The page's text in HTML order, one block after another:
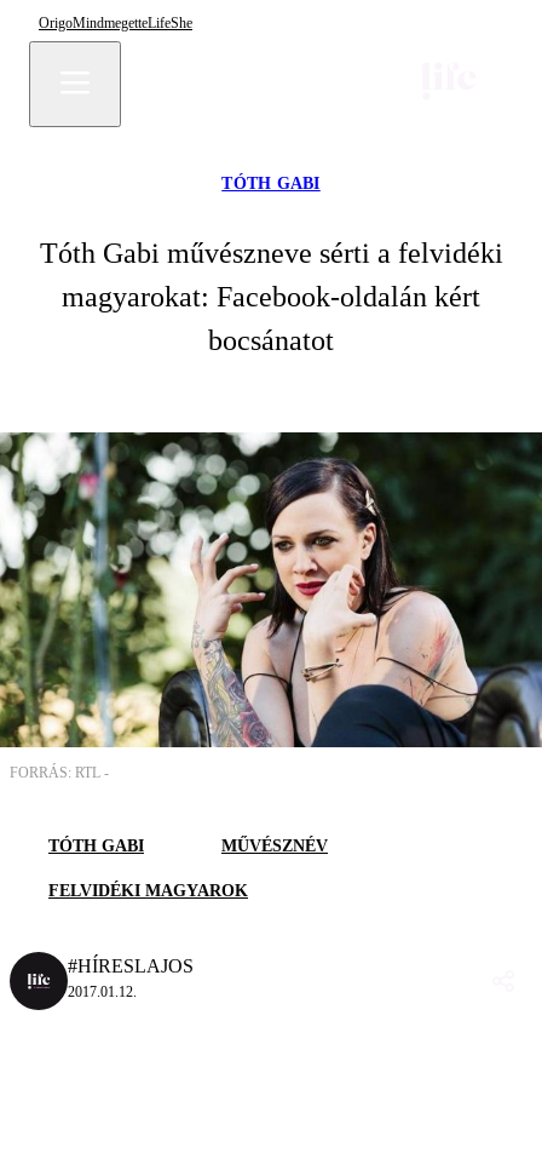
OrigoMindmegetteLifeShe
TÓTH GABI
Tóth Gabi művészneve sérti a felvidéki
magyarokat: Facebook-oldalán kért
bocsánatot
FORRÁS: RTL -
TÓTH GABI MŰVÉSZNÉV
FELVIDÉKI MAGYAROK
#HÍRESLAJOS
2017.01.12.